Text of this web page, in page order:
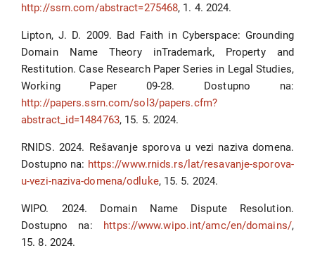
http://ssrn.com/abstract=275468, 1. 4. 2024.
Lipton, J. D. 2009. Bad Faith in Cyberspace: Grounding
Domain Name Theory inTrademark, Property and
Restitution. Case Research Paper Series in Legal Studies,
Working Paper 09-28. Dostupno na:
http://papers.ssrn.com/sol3/papers.cfm?
abstract_id=1484763, 15. 5. 2024.
RNIDS. 2024. Rešavanje sporova u vezi naziva domena.
Dostupno na: https://www.rnids.rs/lat/resavanje-sporova-
u-vezi-naziva-domena/odluke, 15. 5. 2024.
WIPO. 2024. Domain Name Dispute Resolution.
Dostupno na: https://www.wipo.int/amc/en/domains/,
15. 8. 2024.